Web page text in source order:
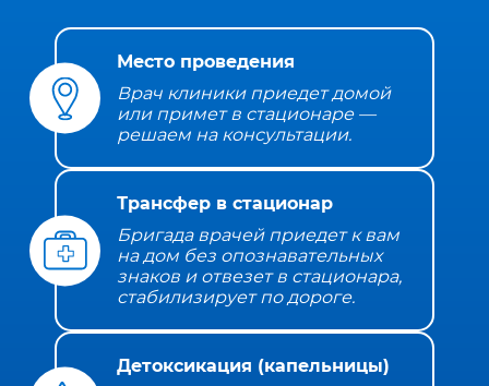
Место проведения
Врач клиники приедет домой
или примет в стационаре —
решаем на консультации.
Трансфер в стационар
Бригада врачей приедет к вам
на дом без опознавательных
знаков и отвезет в стационара,
стабилизирует по дороге.
Детоксикация (капельницы)